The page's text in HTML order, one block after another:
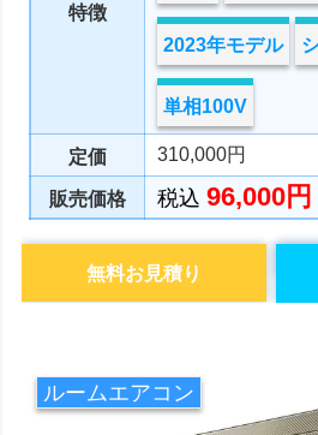
特徴
2023年モデル
単相100V
定価 310,000円
販売価格 税込96,000円
無料お見積り
ルームエアコン